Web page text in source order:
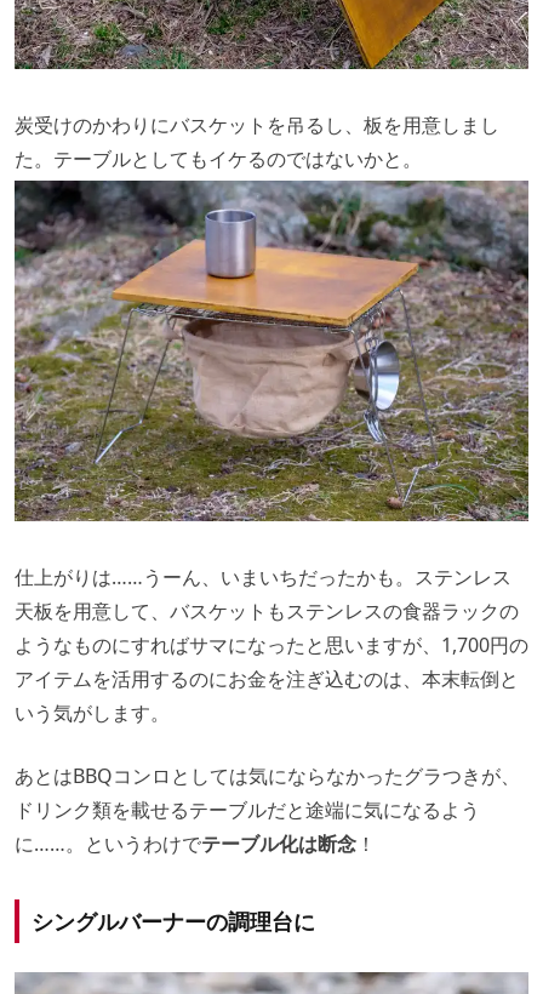
炭受けのかわりにバスケットを吊るし、板を用意しまし
た。テーブルとしてもイケるのではないかと。
仕上がりは……うーん、いまいちだったかも。ステンレス
天板を用意して、バスケットもステンレスの食器ラックの
ようなものにすればサマになったと思いますが、1,700円の
アイテムを活用するのにお金を注ぎ込むのは、本末転倒と
いう気がします。
あとはBBQコンロとしては気にならなかったグラつきが、
ドリンク類を載せるテーブルだと途端に気になるよう
に……。というわけでテーブル化は断念 ！
シングルバーナーの調理台に